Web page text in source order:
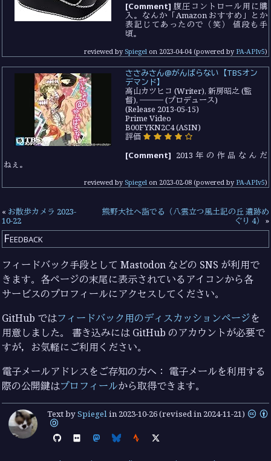
[Comment] 腹圧コントロール用に購
入。なんか「Amazon おすすめ」とか
表記じてあったので（笑） 値段も手
頃。
reviewed by Spiegelon 2023-04-04(powered by PA-APIv5)
ささみさん@がんばらない【TBSオン
デマンド】
高山カツヒコ (Writer), 新房昭之 (監
督), ――― (プロデュース)
(Release 2013-05-15)
Prime Video
B00FYKN2C4 (ASIN)
評価
[Comment] 2013年の作品なんだ
ねぇ。
reviewed by Spiegelon 2023-02-08(powered by PA-APIv5)
« お散歩カメラ 2023-
10-22
熊野大社へ詣でる（八雲立つ風土記の丘 遺跡め
ぐり 4）
»
Feedback
フィードバック手段として Mastodon などの SNS が利用で
きます。各ページの末尾に表示されているアイコンから各
サービスのプロフィールにアクセスしてください。
GitHub ではフィードバック用のディスカッションページを
用意しました。 書き込みには GitHub のアカウントが必要で
すが，お気軽にご利用ください。
電子メールアドレスをご存知の方へ： 電子メールを利用する
際の公開鍵はプロフィールから取得できます。
Text bySpiegelin 2023-10-26(revised in 2024-11-21)